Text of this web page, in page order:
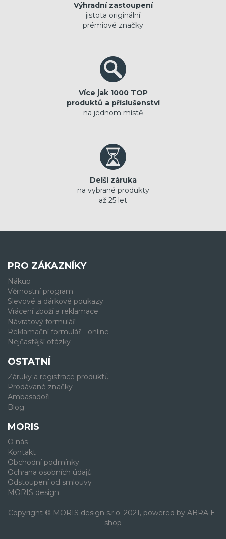
Výhradní zastoupení
jistota originální
prémiové značky
Více jak 1000 TOP
produktů a příslušenství
na jednom místě
Delší záruka
na vybrané produkty
až 25 let
PRO ZÁKAZNÍKY
Nákup
Věrnostní program
Slevové a dárkové poukazy
Vrácení zboží a reklamace
Návratový formulář
Reklamační formulář - online
Nejčastější otázky
OSTATNÍ
Záruky a registrace produktů
Prodávané značky
Ambasadoři
Blog
MORIS
O nás
Kontakt
Obchodní podmínky
Ochrana osobních údajů
Odstoupení od smlouvy
MORIS design
Copyright © MORIS design s.r.o. 2021, powered by ABRA E-
shop